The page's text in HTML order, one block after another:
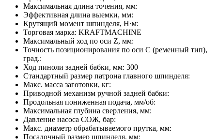
Максимальная длина точения, мм:
Эффективная длина выемки, мм:
Крутящий момент шпинделя, Н·м:
Торговая марка: KRAFTMACHINE
Максимальный ход по оси Z, мм:
Точность позиционирования по оси C (ременный тип),
град.:
Ход пиноли задней бабки, мм: 300
Стандартный размер патрона главного шпинделя:
Макс. масса заготовки, кг:
Приводной механизм ручной задней бабки:
Продольная пониженная подача, мм/об:
Максимальная глубина сверления, мм:
Давление насоса СОЖ, бар:
Макс. диаметр обрабатываемого прутка, мм:
Посадочный размер шпинделя, мм: